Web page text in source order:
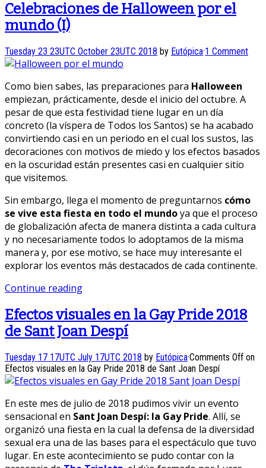
Celebraciones de Halloween por el
mundo (I)
Tuesday 23 23UTC October 23UTC 2018 by Eutópica·1 Comment
Como bien sabes, las preparaciones para Halloween
empiezan, prácticamente, desde el inicio del octubre. A
pesar de que esta festividad tiene lugar en un día
concreto (la víspera de Todos los Santos) se ha acabado
convirtiendo casi en un periodo en el cual los sustos, las
decoraciones con motivos de miedo y los efectos basados
en la oscuridad están presentes casi en cualquier sitio
que visitemos.
Sin embargo, llega el momento de preguntarnos cómo
se vive esta fiesta en todo el mundoya que el proceso
de globalización afecta de manera distinta a cada cultura
y no necesariamente todos lo adoptamos de la misma
manera y, por ese motivo, se hace muy interesante el
explorar los eventos más destacados de cada continente.
Continue reading
Efectos visuales en la Gay Pride 2018
de Sant Joan Despí
Tuesday 17 17UTC July 17UTC 2018 by Eutópica·Comments Off on
Efectos visuales en la Gay Pride 2018 de Sant Joan Despí
En este mes de julio de 2018 pudimos vivir un evento
sensacional en Sant Joan Despí: la Gay Pride. Allí, se
organizó una fiesta en la cual la defensa de la diversidad
sexual era una de las bases para el espectáculo que tuvo
lugar. En este acontecimiento se pudo contar con la